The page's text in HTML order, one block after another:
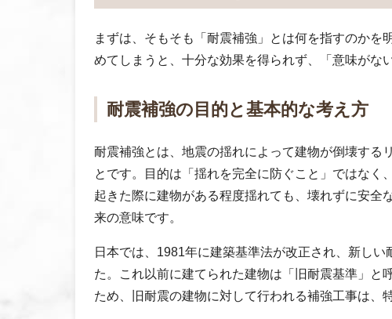
まずは、そもそも「耐震補強」とは何を指すのか
めてしまうと、十分な効果を得られず、「意味がな
耐震補強の目的と基本的な考え方
耐震補強とは、地震の揺れによって建物が倒壊する
とです。目的は「揺れを完全に防ぐこと」ではな
起きた際に建物がある程度揺れても、壊れずに安全
来の意味です。
日本では、1981年に建築基準法が改正され、新し
た。これ以前に建てられた建物は「旧耐震基準」
ため、旧耐震の建物に対して行われる補強工事は、